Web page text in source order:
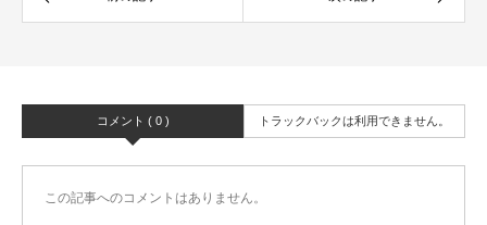
コメント ( 0 ) トラックバックは利用できません。
この記事へのコメントはありません。